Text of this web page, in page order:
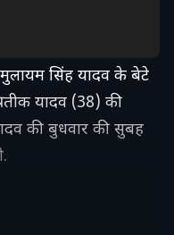
मुलायम सिंह यादव के बेटे
यादव (38) की
की बुधवार की सुबह